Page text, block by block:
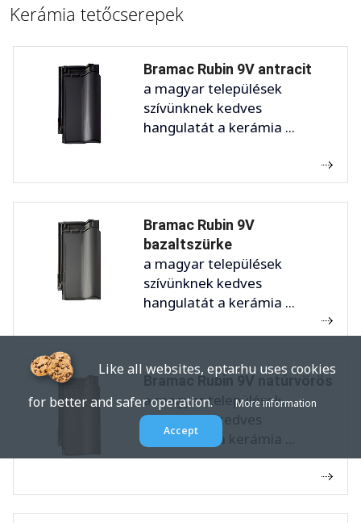
Kerámia tetőcserepek
Bramac Rubin 9V antracit
a magyar települések
szívünknek kedves
hangulatát a kerámia ...
Bramac Rubin 9V
bazaltszürke
a magyar települések
szívünknek kedves
hangulatát a kerámia ...
Bramac Rubin 9V natúrvörös
a magyar települések
szívünknek kedves
hangulatát a kerámia ...
Like all websites, eptar.hu uses cookies
for better and safer operation.More information
Accept